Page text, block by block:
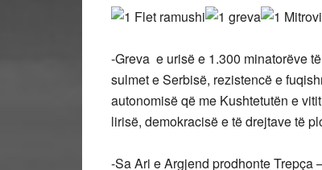
-Greva e urisë e 1.300 minatorëve
sulmet e Serbisë, rezistencë e
autonomisë që me Kushtetutën e
lirisë, demokracisë e të drejtave të
-Sa Ari e Argjend prodhonte Trepça